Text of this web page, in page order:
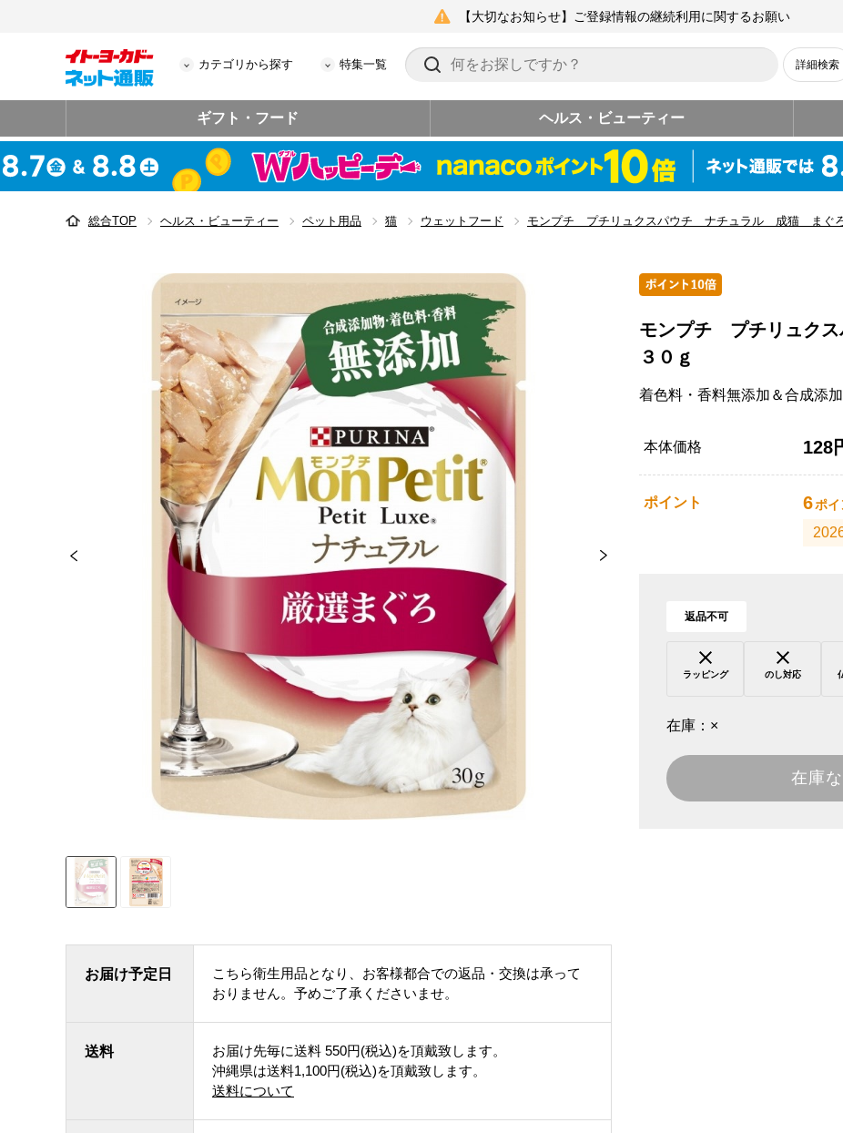
【大切なお知らせ】ご登録情報の継続利用に関するお願い
カテゴリから探す 特集一覧 詳細検索
ギフト・フード ヘルス・ビューティー
総合TOP ヘルス・ビューティー ペット用品 猫 ウェットフード モンプチ プチリュクスパウチ ナチュラル 成猫 まぐ
お届け予定日
こちら衛生用品となり、お客様都合での返品・交換は承って
おりません。予めご了承くださいませ。
送料 お届け先毎に送料 550円(税込)を頂戴致します。
沖縄県は送料1,100円(税込)を頂戴致します。
送料について
モンプチ プチリュク
３０ｇ
着色料・香料無添加＆合成添
本体価格 128
ポイント 6ポイ
返品不可
ラッピング のし対応
在庫： ×
在庫